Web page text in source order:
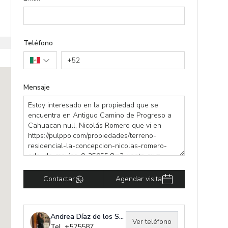
Teléfono
+52
Mensaje
Contactar Agendar visita
Andrea Díaz de los Santos
Ver teléfono